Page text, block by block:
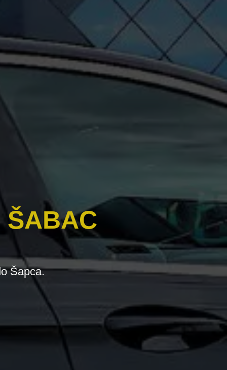
ŠABAC
Šapca.